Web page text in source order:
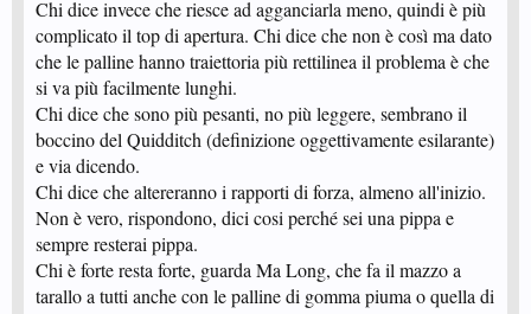
Chi dice invece che riesce ad agganciarla meno, quindi è più
complicato il top di apertura. Chi dice che non è così ma dato
che le palline hanno traiettoria più rettilinea il problema è che
si va più facilmente lunghi.
Chi dice che sono più pesanti, no più leggere, sembrano il
boccino del Quidditch (definizione oggettivamente esilarante)
e via dicendo.
Chi dice che altereranno i rapporti di forza, almeno all'inizio.
Non è vero, rispondono, dici cosi perché sei una pippa e
sempre resterai pippa.
Chi è forte resta forte, guarda Ma Long, che fa il mazzo a
tarallo a tutti anche con le palline di gomma piuma o quella di